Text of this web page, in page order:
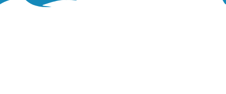
Oglasna ploča